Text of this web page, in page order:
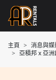
Skip
content
主頁 消息與媒
亞積邦 x 亞